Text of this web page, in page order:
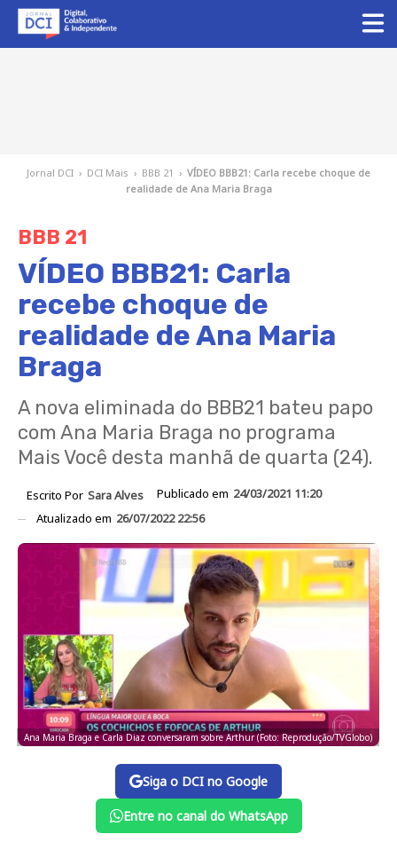
Jornal DCI › DCI Mais › BBB 21 › VÍDEO BBB21: Carla recebe choque de
realidade de Ana Maria Braga
BBB 21
VÍDEO BBB21: Carla
recebe choque de
realidade de Ana Maria
Braga
A nova eliminada do BBB21 bateu papo
com Ana Maria Braga no programa
Mais Você desta manhã de quarta (24).
Escrito Por Sara Alves Publicado em 24/03/2021 11:20
Atualizado em 26/07/2022 22:56
Ana Maria Braga e Carla Diaz conversaram sobre Arthur (Foto: Reprodução/TVGlobo)
Siga o DCI no Google
Entre no canal do WhatsApp